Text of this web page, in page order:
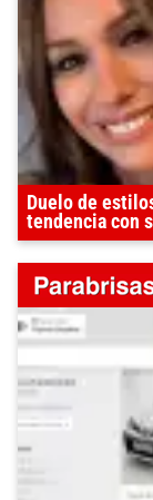
Duelo de
tendencia con